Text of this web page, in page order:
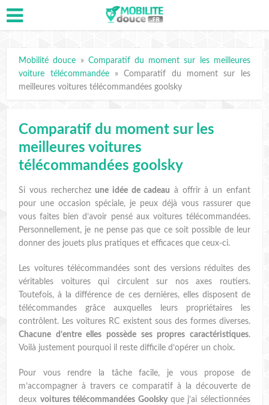
Mobilité douce » Comparatif du moment sur les meilleures
voiture télécommandée»Comparatif du moment sur les
meilleures voitures télécommandées goolsky
Comparatif du moment sur les
meilleures voitures
télécommandées goolsky
Si vous recherchezune idée de cadeau à offrir à un enfant
pour une occasion spéciale, je peux déjà vous rassurer que
vous faites bien d’avoir pensé aux voitures télécommandées.
Personnellement, je ne pense pas que ce soit possible de leur
donner des jouets plus pratiques et efficaces que ceux-ci.
Les voitures télécommandées sont des versions réduites des
véritables voitures qui circulent sur nos axes routiers.
Toutefois, à la différence de ces dernières, elles disposent de
télécommandes grâce auxquelles leurs propriétaires les
contrôlent. Les voitures RC existent sous des formes diverses.
Chacune d’entre elles possède ses propres caractéristiques.
Voilà justement pourquoi il reste difficile d’opérer un choix.
Pour vous rendre la tâche facile, je vous propose de
m’accompagner à travers ce comparatif à la découverte de
deux voitures télécommandées Goolskyque j’ai sélectionnées